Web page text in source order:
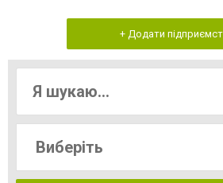
+ Додати